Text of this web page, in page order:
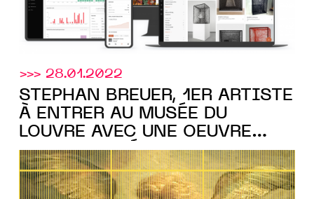
>>> 28.01.2022
STEPHAN BREUER, 1ER ARTISTE
À ENTRER AU MUSÉE DU
LOUVRE AVEC UNE OEUVRE
AUTHENTIFIÉE PAR UNE PUCE
NFC ARTEÏA SÉCURISÉE SUR
LA BLOCKCHAIN